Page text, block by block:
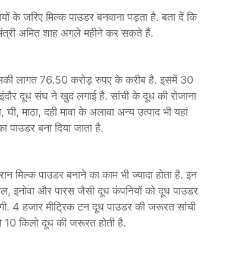
के जरिए मिल्क पाउडर बनवाना पड़ता है. बता दें कि
अमित शाह अगले महीने कर सकते हैं.
लागत 76.50 करोड़ रुपए के करीब है. इसमें 30
दूध संघ ने खुद लगाई है. सांची के दूध की रोजाना
माठा, दही मावा के अलावा अन्य उत्पाद भी यहां
बना दिया जाता है.
मिल्क पाउडर बनाने का काम भी ज्यादा होता है. इन
इनोवा और पारस जैसी दूध कंपनियों को दूध पाउडर
4 हजार मीट्रिक टन दूध पाउडर की जरूरत सांची
10 किलो दूध की जरूरत होती है.